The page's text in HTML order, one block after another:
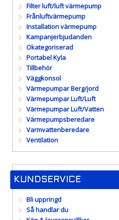
Filter luft/luft värmepump
Frånluftvärmepump
Installation värmepump
Kampanjerbjudanden
Okategoriserad
Portabel Kyla
Tillbehör
Väggkonsol
Värmepumpar Berg/jord
Värmepumpar Luft/Luft
Värmepumpar Luft/Vatten
Värmepumpsberedare
Varmvattenberedare
Ventilation
KUNDSERVICE
Bli uppringd
Så handlar du